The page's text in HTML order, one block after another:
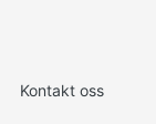
Kontakt oss